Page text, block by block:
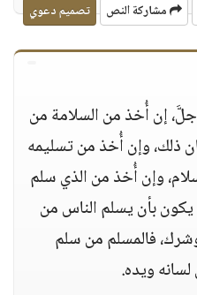
مشاركة النص تصميم دعوي
إن أُخذ من السلامة من
ذلك، وإن أُخذ من تسليمه
وإن أُخذ من الذي سلم
يكون بأن يسلم الناس من
فالمسلم من سلم
ويده.